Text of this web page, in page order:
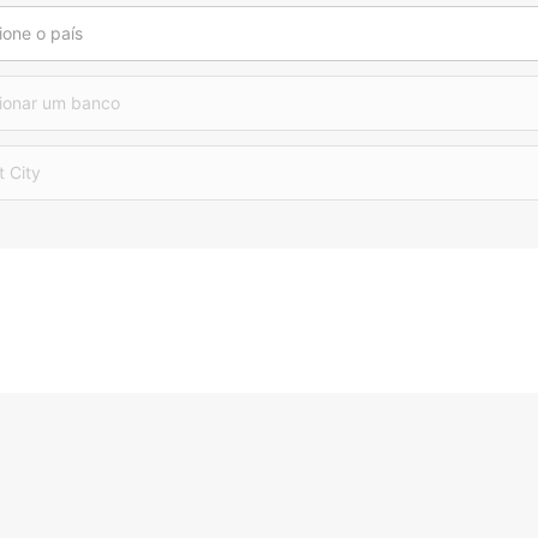
o país
um banco
City